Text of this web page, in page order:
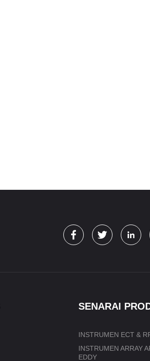
SENARAI
INSTRUMEN ECT &
INSTRUMEN ARRAY
EDDY